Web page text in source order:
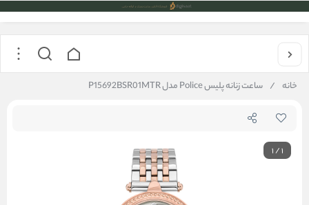
خانه / ساعت زنانه پلیس Police مدل P15692BSR01MTR
1/1